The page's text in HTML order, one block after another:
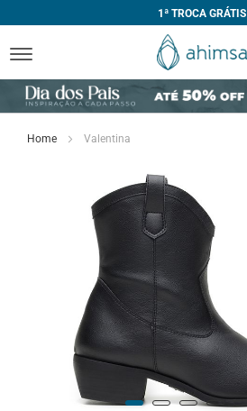
1ª TROCA GRÁTIS
Home Valentina